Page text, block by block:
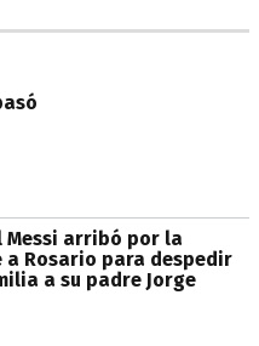
Messi arribó por la
a Rosario para despedir
a su padre Jorge